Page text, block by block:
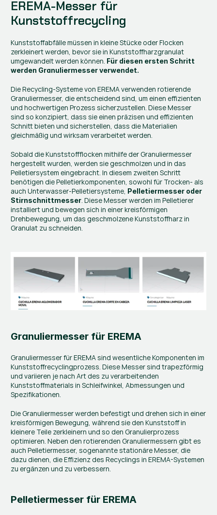
EREMA-Messer für
Kunststoffrecycling
Kunststoffabfälle müssen in kleine Stücke oder Flocken
zerkleinert werden, bevor sie in Kunststoffharzgranulat
umgewandelt werden können. Für diesen ersten Schritt
werden Granuliermesser verwendet.
Die Recycling-Systeme von EREMA verwenden rotierende
Granuliermesser, die entscheidend sind, um einen effizienten
und hochwertigen Prozess sicherzustellen. Diese Messer
sind so konzipiert, dass sie einen präzisen und effizienten
Schnitt bieten und sicherstellen, dass die Materialien
gleichmäßig und wirksam verarbeitet werden.
Sobald die Kunststoffflocken mithilfe der Granuliermesser
hergestellt wurden, werden sie geschmolzen und in das
Pelletiersystem eingebracht. In diesem zweiten Schritt
benötigen die Pelletierkomponenten, sowohl für Trocken- als
auch Unterwasser-Pelletiersysteme, Pelletiermesser oder
Stirnschnittmesser. Diese Messer werden im Pelletierer
installiert und bewegen sich in einer kreisförmigen
Drehbewegung, um das geschmolzene Kunststoffharz in
Granulat zu schneiden.
Granuliermesser für EREMA
Granuliermesser für EREMA sind wesentliche Komponenten im
Kunststoffrecyclingprozess. Diese Messer sind trapezförmig
und variieren je nach Art des zu verarbeitenden
Kunststoffmaterials in Schleifwinkel, Abmessungen und
Spezifikationen.
Die Granuliermesser werden befestigt und drehen sich in einer
kreisförmigen Bewegung, während sie den Kunststoff in
kleinere Teile zerkleinern und so den Granulierprozess
optimieren. Neben den rotierenden Granuliermessern gibt es
auch Pelletiermesser, sogenannte stationäre Messer, die
dazu dienen, die Effizienz des Recyclings in EREMA-Systemen
zu ergänzen und zu verbessern.
Pelletiermesser für EREMA